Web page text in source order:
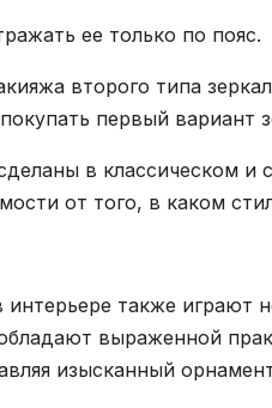
ее только по пояс.
второго типа
первый вариант
в классическом
от того, в каком
также играют
выраженной
изысканный